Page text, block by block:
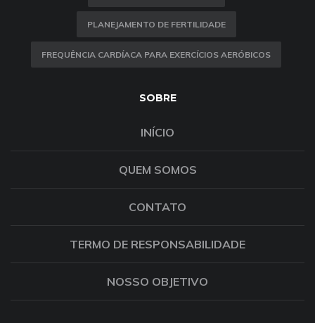
PLANEJAMENTO DE FERTILIDADE
FREQUÊNCIA CARDÍACA PARA EXERCÍCIOS AERÓBICOS
SOBRE
INÍCIO
QUEM SOMOS
CONTATO
TERMO DE RESPONSABILIDADE
NOSSO OBJETIVO